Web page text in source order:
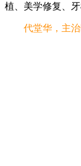
植、美学修复、
代堂华，主治